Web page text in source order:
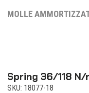
MOLLE
Spring 36/118
SKU: 18077-18